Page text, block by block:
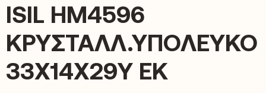
ISIL HM4596
ΚΡΥΣΤΑΛΛ.ΥΠΟΛΕΥΚΟ
33X14X29Υ ΕΚ